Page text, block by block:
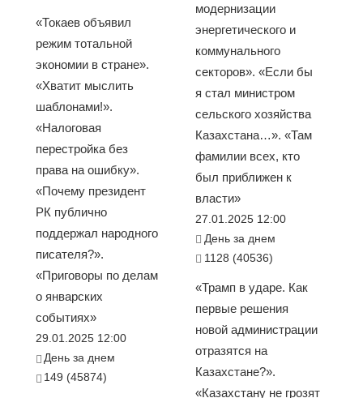
«Токаев объявил
режим тотальной
экономии в стране».
«Хватит мыслить
шаблонами!».
«Налоговая
перестройка без
права на ошибку».
«Почему президент
РК публично
поддержал народного
писателя?».
«Приговоры по делам
о январских
событиях»
29.01.2025 12:00
День за днем
149 (45874)
модернизации
энергетического и
коммунального
секторов». «Если бы
я стал министром
сельского хозяйства
Казахстана…». «Там
фамилии всех, кто
был приближен к
власти»
27.01.2025 12:00
День за днем
1128 (40536)
«Трамп в ударе. Как
первые решения
новой администрации
отразятся на
Казахстане?».
«Казахстану не грозят